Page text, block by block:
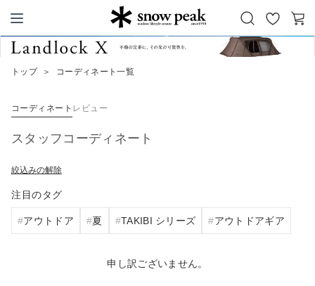
Snow Peak
お
気
カ
トップ ＞ コーディネート一覧
コーディネート レビュー
スタッフコーディネート
絞込みの解除
注目のタグ
アウトドア 夏 TAKIBI シリーズ アウトドアギア
申し訳ございません。